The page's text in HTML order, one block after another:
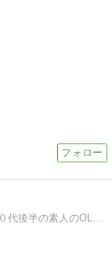
女子力UPの美容方法など口コミのブログ２０代後半の素人のOLですが、美容やコスメをご紹介していきます。